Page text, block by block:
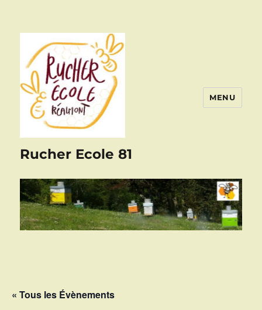
Rucher Ecole 81
MENU
« Tous les Évènements